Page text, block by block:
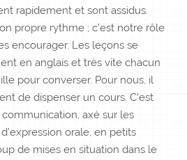
rapidement et sont assidus.
propre rythme ; c’est notre rôle
encourager. Les leçons se
en anglais et très vite chacun
pour converser. Pour nous, il
de dispenser un cours. C’est
axé sur les
orale, en petits
de mises en situation dans le